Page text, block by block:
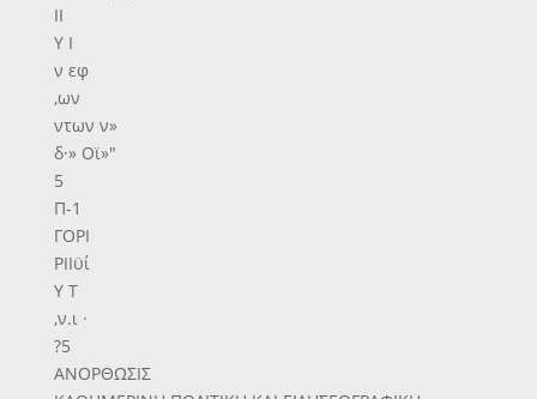
II
Υ Ι
ν εφ
,ων
ντων ν»
δ·» Οϊ»"
5
Π-1
ΓΟΡΙ
ΡΙΙϋί
Υ Τ
,ν.ι ·
?5
ΑΝΟΡΘΩΣΙΣ